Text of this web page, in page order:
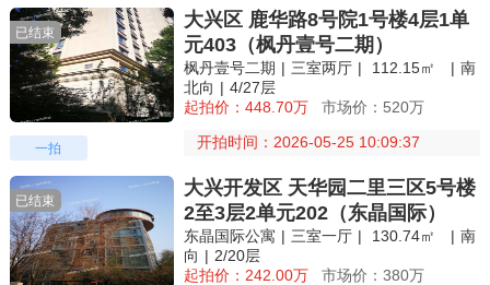
一拍
大兴区 鹿华路8号院1号楼4层1单
元403（枫丹壹号二期）
枫丹壹号二期 | 三室两厅 | 112.15㎡ | 南
北向 | 4/27层
起拍价：448.70万
市场价：520万
开拍时间：2026-05-25 10:09:37
已结束
大兴开发区 天华园二里三区5号楼
2至3层2单元202（东晶国际）
东晶国际公寓 | 三室一厅 | 130.74㎡ | 南
向 | 2/20层
起拍价：242.00万
市场价：380万
已结束